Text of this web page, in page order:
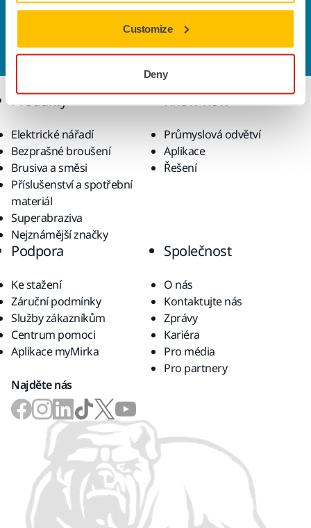
Customize
Deny
Kontaktujte nás
Chcete se dozvědět více?Kontaktujte
tým podpory, který zodpoví vaše dotazy.
Produkty
Elektrické nářadí
Bezprašné broušení
Brusiva a směsi
Příslušenství a spotřební
materiál
Superabraziva
Nejznámější značky
Know-how
Průmyslová odvětví
Aplikace
Řešení
Podpora
Ke stažení
Záruční podmínky
Služby zákazníkům
Centrum pomoci
Aplikace myMirka
Společnost
O nás
Kontaktujte nás
Zprávy
Kariéra
Pro média
Pro partnery
Najděte nás